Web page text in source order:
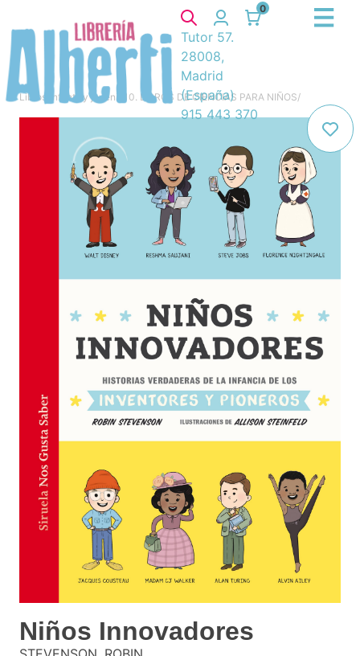
0
Tutor 57.
28008,
Madrid
(España)
915 443 370
Libros Infantil y juvenil 10. LIBROS DE CIENCIAS PARA NIÑOS/
Niños Innovadores